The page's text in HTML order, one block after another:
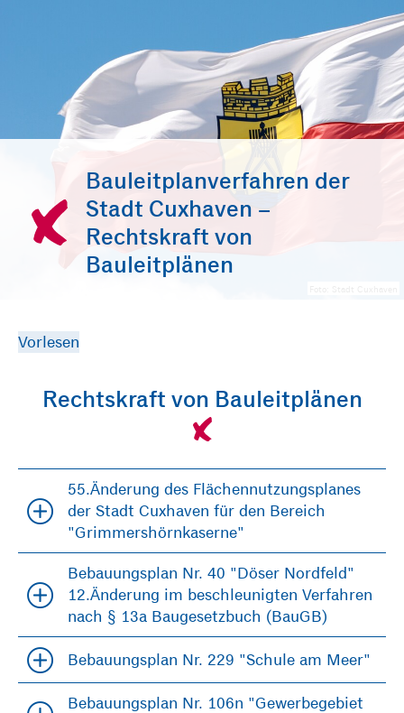
Bauleitplanverfahren der
Stadt Cuxhaven –
Rechtskraft von
Bauleitplänen
Vorlesen
Rechtskraft von Bauleitplänen
55.Änderung des Flächennutzungsplanes
der Stadt Cuxhaven für den Bereich
"Grimmershörnkaserne"
Bebauungsplan Nr. 40 "Döser Nordfeld"
12.Änderung im beschleunigten Verfahren
nach § 13a Baugesetzbuch (BauGB)
Bebauungsplan Nr. 229 "Schule am Meer"
Bebauungsplan Nr. 106n "Gewerbegebiet